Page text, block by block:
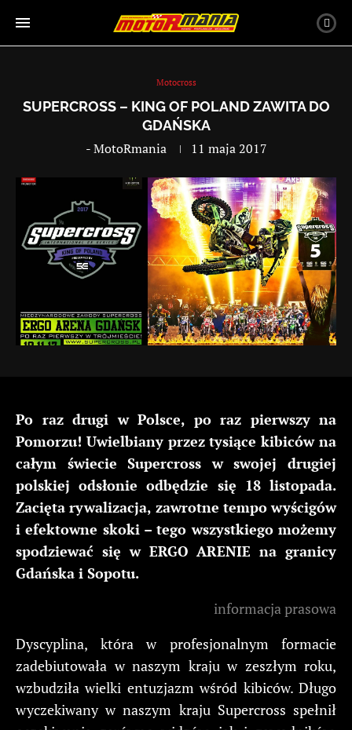
Motocross
SUPERCROSS – KING OF POLAND ZAWITA DO
GDAŃSKA
-MotoRmania 11 maja 2017
Po raz drugi w Polsce, po raz pierwszy na
Pomorzu! Uwielbiany przez tysiące kibiców na
całym świecie Supercross w swojej drugiej
polskiej odsłonie odbędzie się 18 listopada.
Zacięta rywalizacja, zawrotne tempo wyścigów
i efektowne skoki – tego wszystkiego możemy
spodziewać się w ERGO ARENIE na granicy
Gdańska i Sopotu.
informacja prasowa
Dyscyplina, która w profesjonalnym formacie
zadebiutowała w naszym kraju w zeszłym roku,
wzbudziła wielki entuzjazm wśród kibiców. Długo
wyczekiwany w naszym kraju Supercross spełnił